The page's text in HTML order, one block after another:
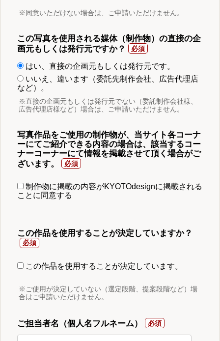
※同意いただけない場合は、ご申請いただけません。
この写真を使用される媒体（制作物）の直接の企
画元もしくは発行元ですか？
はい、直接の企画元もしくは発行元です。
いいえ、違います（委託先制作会社、広告代理店
など）。
※直接の企画元もしくは発行元でない（委託制作会社様、
広告代理店様など）場合は、ご申請いただけません。
写真作品をご使用の制作物が、当サイト各コーナ
ーにてご紹介できる内容の場合は、該当するコー
ナーコーナーにて情報を掲載させて頂く場合がご
ざいます。
制作物に掲載の内容がKYOTOdesignに掲載される
ことに同意する
この作品を使用することが決定していますか？
この作品を使用することが決定しています。
※ご使用が決定していない（選定段階、提案段階など）場
合はご申請いただけません。
ご担当者名（個人名フルネーム）